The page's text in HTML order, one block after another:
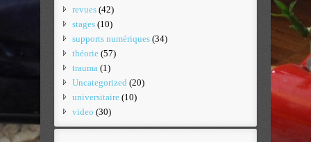
revues (42)
stages (10)
supports numériques (34)
théorie (57)
trauma (1)
Uncategorized (20)
universitaire (10)
video (30)